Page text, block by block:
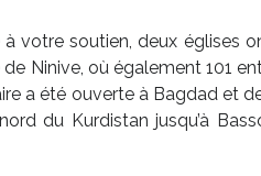
à votre soutien, deux églises
Ninive, où également 101
a été ouverte à Bagdad et
du Kurdistan jusqu’à